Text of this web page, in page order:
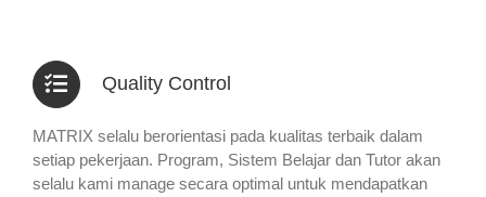
Quality Control
MATRIX selalu berorientasi pada kualitas terbaik dalam
setiap pekerjaan. Program, Sistem Belajar dan Tutor akan
selalu kami manage secara optimal untuk mendapatkan